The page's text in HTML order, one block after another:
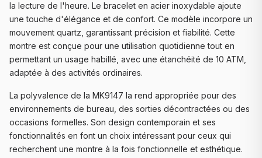
la lecture de l'heure. Le bracelet en acier inoxydable ajoute
une touche d'élégance et de confort. Ce modèle incorpore un
mouvement quartz, garantissant précision et fiabilité. Cette
montre est conçue pour une utilisation quotidienne tout en
permettant un usage habillé, avec une étanchéité de 10 ATM,
adaptée à des activités ordinaires.
La polyvalence de la MK9147 la rend appropriée pour des
environnements de bureau, des sorties décontractées ou des
occasions formelles. Son design contemporain et ses
fonctionnalités en font un choix intéressant pour ceux qui
recherchent une montre à la fois fonctionnelle et esthétique.